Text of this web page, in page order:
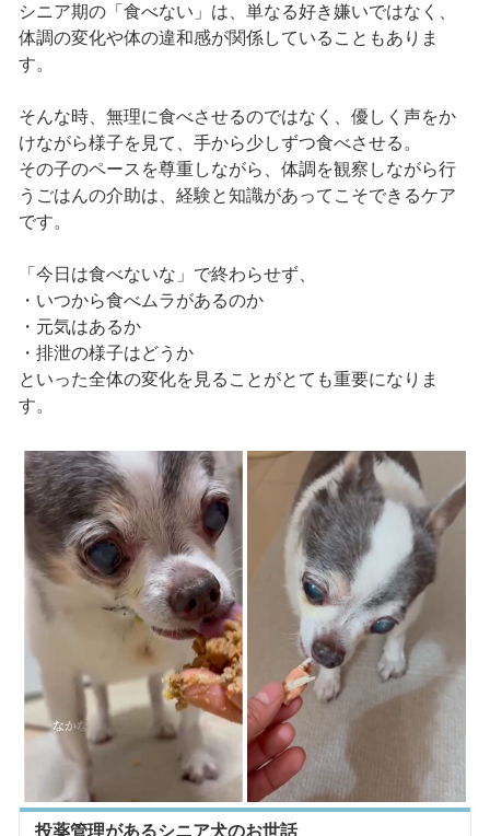
シニア期の「食べない」は、単なる好き嫌いではなく、
体調の変化や体の違和感が関係していることもありま
す。
そんな時、無理に食べさせるのではなく、優しく声をか
けながら様子を見て、手から少しずつ食べさせる。
その子のペースを尊重しながら、体調を観察しながら行
うごはんの介助は、経験と知識があってこそできるケア
です。
「今日は食べないな」で終わらせず、
・いつから食べムラがあるのか
・元気はあるか
・排泄の様子はどうか
といった全体の変化を見ることがとても重要になりま
す。
投薬管理があるシニア犬のお世話